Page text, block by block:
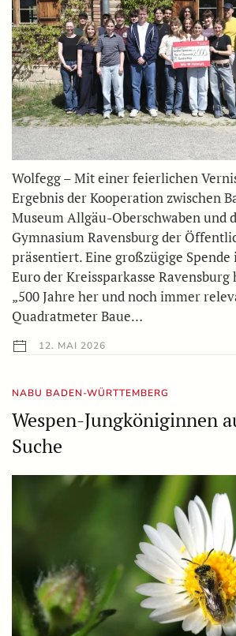
Wolfegg – Mit einer feierlichen
Ergebnis der Kooperation zwischen
Museum Allgäu-Oberschwaben und
Gymnasium Ravensburg der
präsentiert. Eine großzügige Spende
Euro der Kreissparkasse Ravensburg
„500 Jahre her und noch immer
Quadratmeter Baue…
12. MAI 2026
NABU BADEN-WÜRTTEMBERG
Wespen-Jungköniginnen
Suche